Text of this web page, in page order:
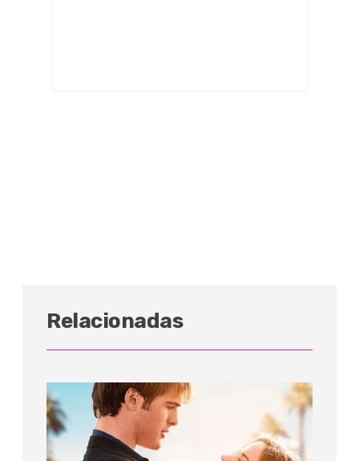
Relacionadas